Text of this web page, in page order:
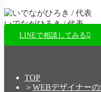
いでながひろき / 代表
LINEで相談してみる
TOP
＞ WEBデザイナー